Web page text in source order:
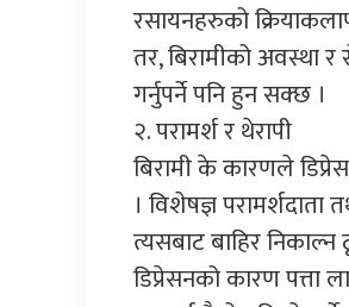
रसायनहरुको
तर, बिरामीको अवस्था
गर्नुपर्ने पनि हुन सक्छ ।
२. परामर्श र थेरापी
बिरामी के कारणले
। विशेषज्ञ
त्यसबाट बाहिर
डिप्रेसनको कारण पत्ता